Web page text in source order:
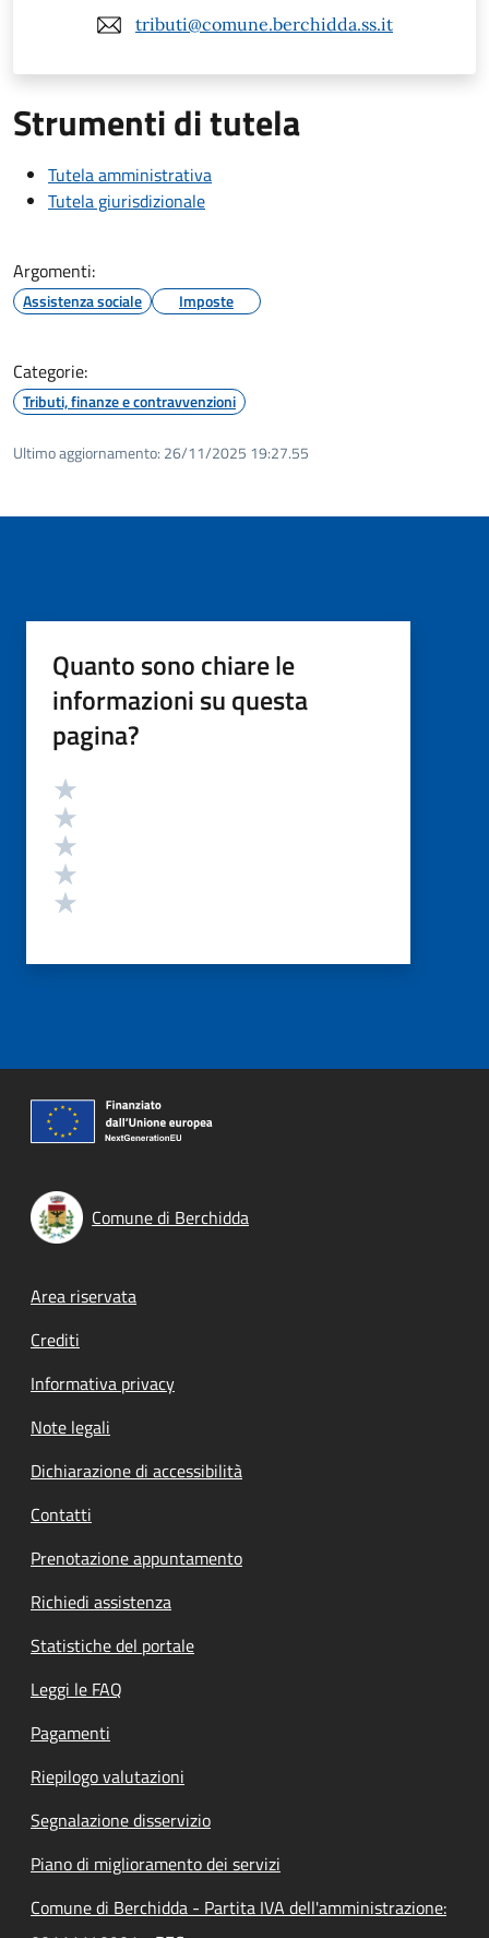
tributi@comune.berchidda.ss.it
Strumenti di tutela
Tutela amministrativa
Tutela giurisdizionale
Argomenti:
Assistenza sociale Imposte
Categorie:
Tributi, finanze e contravvenzioni
Ultimo aggiornamento: 26/11/2025 19:27.55
Quanto sono chiare le
informazioni su questa
pagina?
Valutazione
Comune di Berchidda
Footer menu
Area riservata
Crediti
Informativa privacy
Note legali
Dichiarazione di accessibilità
Contatti
Prenotazione appuntamento
Richiedi assistenza
Statistiche del portale
Leggi le FAQ
Pagamenti
Riepilogo valutazioni
Segnalazione disservizio
Piano di miglioramento dei servizi
Comune di Berchidda - Partita IVA dell'amministrazione: